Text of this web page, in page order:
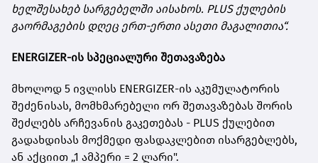
ხელშესახებ სარგებელში აისახოს. PLUS ქულების
გაორმაგების დღეც ერთ-ერთი ასეთი მაგალითია“.
ENERGIZER-ის სპეციალური შეთავაზება
მხოლოდ 5 ივლისს ENERGIZER-ის აკუმულატორის
შეძენისას, მომხმარებელი ორ შეთავაზებას შორის
შეძლებს არჩევანის გაკეთებას - PLUS ქულებით
გადახდისას მოქმედი ფასდაკლებით ისარგებლებს,
ან აქციით „1 ამპერი = 2 ლარი".